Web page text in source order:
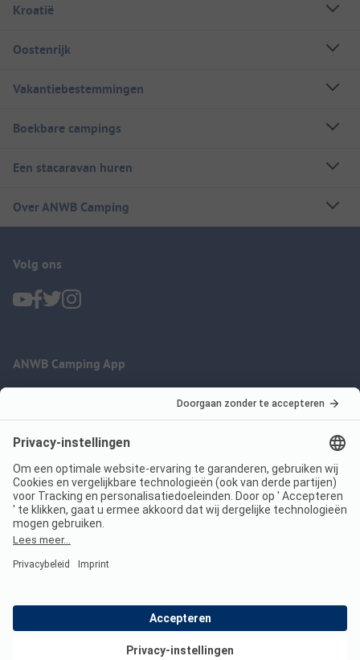
Kroatië
Oostenrijk
Vakantiebestemmingen
Boekbare campings
Een stacaravan huren
Over ANWB Camping
Volg ons
ANWB Camping App
Imprint
Jouw privacy
Voorwaarden
Wet digitale diensten